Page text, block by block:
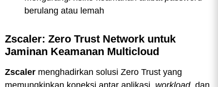
berulang atau lemah
Zscaler: Zero Trust Network untuk
Jaminan Keamanan Multicloud
Zscaler menghadirkan solusi Zero Trust yang
memungkinkan koneksi antar aplikasi, workload, dan